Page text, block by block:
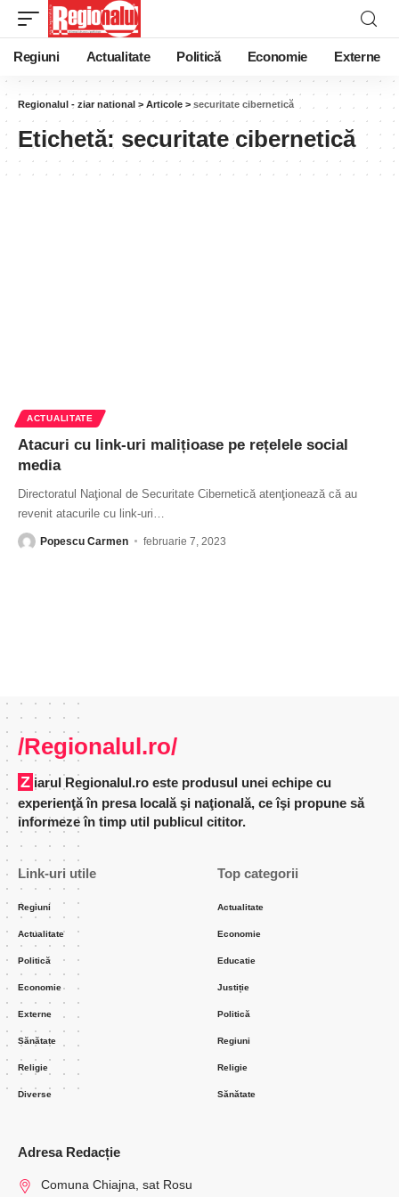
Regiuni Actualitate Politică Economie Externe
Regionalul - ziar national > Articole > securitate cibernetică
Etichetă: securitate cibernetică
ACTUALITATE
Atacuri cu link-uri malițioase pe rețelele social
media
Directoratul Naţional de Securitate Cibernetică atenţionează că au
revenit atacurile cu link-uri
Popescu Carmen februarie 7, 2023
/Regionalul.ro/
Ziarul Regionalul.ro este produsul unei echipe cu
experienţă în presa locală şi naţională, ce îşi propune să
informeze în timp util publicul cititor.
Link-uri utile
Regiuni
Actualitate
Politică
Economie
Externe
Sănătate
Religie
Diverse
Top categorii
Actualitate
Economie
Educatie
Justiție
Politică
Regiuni
Religie
Sănătate
Adresa Redacție
Comuna Chiajna, sat Rosu